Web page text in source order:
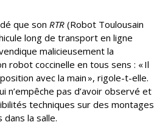
que son RTR (Robot Toulousain
long de transport en ligne
malicieusement la
robot coccinelle en tous sens : « Il
avec la main », rigole-t-elle.
n’empêche pas d’avoir observé et
techniques sur des montages
la salle.